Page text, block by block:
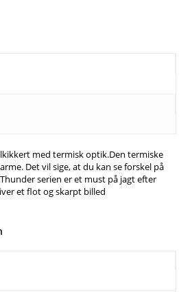
med termisk optik.Den termiske
Det vil sige, at du kan se forskel på
serien er et must på jagt efter
et flot og skarpt billed